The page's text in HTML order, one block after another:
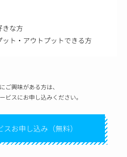
きな方
ット・アウトプットできる方
ご興味がある方は、
ビスにお申し込みください。
お申し込み（無料）